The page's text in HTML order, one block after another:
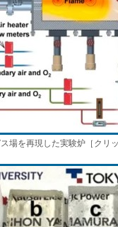
場を再現した実験炉［クリ